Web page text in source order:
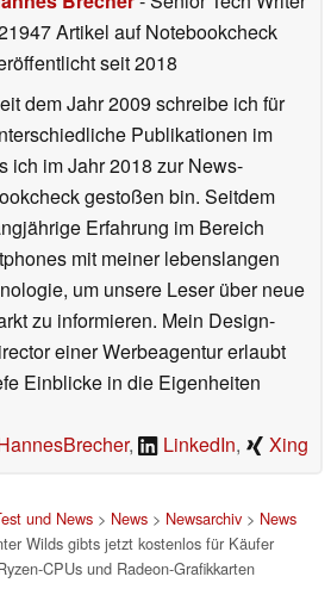
Artikel auf Notebookcheck
seit 2018
dem Jahr 2009 schreibe ich für
Publikationen im
ich im Jahr 2018 zur News-
gestoßen bin. Seitdem
Erfahrung im Bereich
mit meiner lebenslangen
um unsere Leser über neue
zu informieren. Mein Design-
einer Werbeagentur erlaubt
Einblicke in die Eigenheiten
, LinkedIn, Xing
und News> News> Newsarchiv> News
Wilds gibts jetzt kostenlos für Käufer
CPUs und Radeon-Grafikkarten